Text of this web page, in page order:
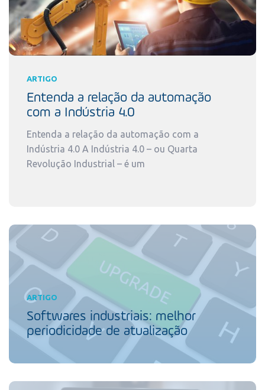
ARTIGO
Entenda a relação da automação
com a Indústria 4.0
Entenda a relação da automação com a
Indústria 4.0 A Indústria 4.0 – ou Quarta
Revolução Industrial – é um
ARTIGO
Softwares industriais: melhor
periodicidade de atualização